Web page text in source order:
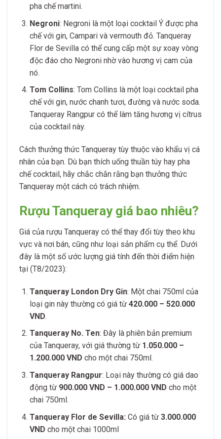
pha chế martini.
Negroni: Negroni là một loại cocktail Ý được pha
chế với gin, Campari và vermouth đỏ. Tanqueray
Flor de Sevilla có thể cung cấp một sự xoay vòng
độc đáo cho Negroni nhờ vào hương vị cam của
nó.
Tom Collins: Tom Collins là một loại cocktail pha
chế với gin, nước chanh tươi, đường và nước soda.
Tanqueray Rangpur có thể làm tăng hương vị cítrus
của cocktail này.
Cách thưởng thức Tanqueray tùy thuộc vào khẩu vị cá
nhân của bạn. Dù bạn thích uống thuần túy hay pha
chế cocktail, hãy chắc chắn rằng bạn thưởng thức
Tanqueray một cách có trách nhiệm.
Rượu Tanqueray giá bao nhiêu?
Giá của rượu Tanqueray có thể thay đổi tùy theo khu
vực và nơi bán, cũng như loại sản phẩm cụ thể. Dưới
đây là một số ước lượng giá tính đến thời điểm hiện
tại (T8/2023):
Tanqueray London Dry Gin: Một chai 750ml của
loại gin này thường có giá từ420.000 – 520.000
VND.
Tanqueray No. Ten: Đây là phiên bản premium
của Tanqueray, với giá thường từ 1.050.000 –
1.200.000 VND cho một chai 750ml.
Tanqueray Rangpur: Loại này thường có giá dao
động từ 900.000 VND – 1.000.000 VND cho một
chai 750ml.
Tanqueray Flor de Sevilla: Có giá từ 3.000.000
VND cho một chai 1000ml